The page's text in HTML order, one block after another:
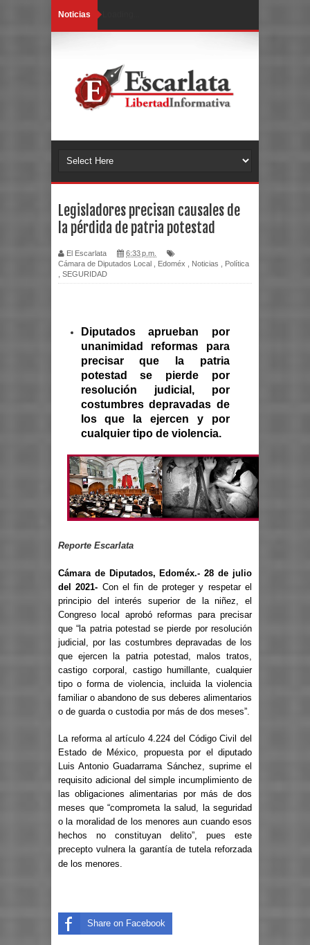
Noticias
Legisladores precisan causales de
la pérdida de patria potestad
El Escarlata
6:33 p.m.
Cámara de Diputados Local
Edoméx Noticias
Política
SEGURIDAD
Diputados aprueban por
unanimidad reformas para
precisar que la patria
potestad se pierde por
resolución judicial, por
costumbres depravadas de
los que la ejercen y por
cualquier tipo de violencia.
Reporte Escarlata
Cámara de Diputados, Edoméx.- 28 de julio
del 2021- Con el fin de proteger y respetar el
principio del interés superior de la niñez, el
Congreso local aprobó reformas para precisar
que “la patria potestad se pierde por resolución
judicial, por las costumbres depravadas de los
que ejercen la patria potestad, malos tratos,
castigo corporal, castigo humillante, cualquier
tipo o forma de violencia, incluida la violencia
familiar o abandono de sus deberes alimentarios
o de guarda o custodia por más de dos meses”.
La reforma al artículo 4.224 del Código Civil del
Estado de México, propuesta por el diputado
Luis Antonio Guadarrama Sánchez, suprime el
requisito adicional del simple incumplimiento de
las obligaciones alimentarias por más de dos
meses que “comprometa la salud, la seguridad
o la moralidad de los menores aun cuando esos
hechos no constituyan delito”, pues este
precepto vulnera la garantía de tutela reforzada
de los menores.
Share on Facebook